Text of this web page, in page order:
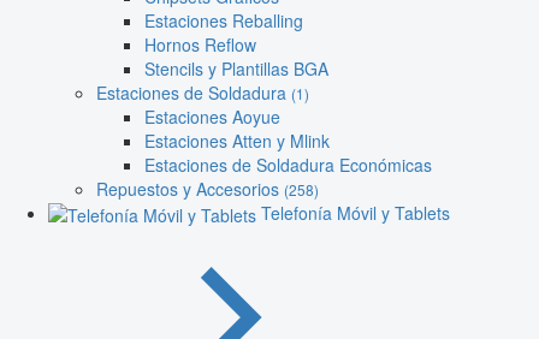
Estaciones Reballing
Hornos Reflow
Stencils y Plantillas BGA
Estaciones de Soldadura (1)
Estaciones Aoyue
Estaciones Atten y Mlink
Estaciones de Soldadura Económicas
Repuestos y Accesorios (258)
Telefonía Móvil y Tablets